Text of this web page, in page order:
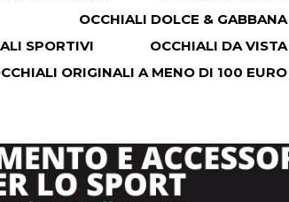
OCCHIALI DOLCE & GABBANA
SPORTIVI
OCCHIALI DA VISTA
ORIGINALI A MENO DI 100 EURO